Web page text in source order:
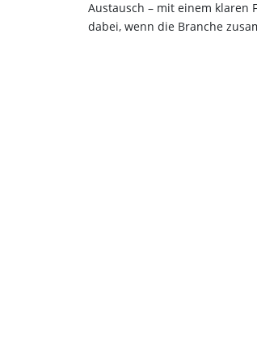
Austausch – mit einem klaren
dabei, wenn die Branche